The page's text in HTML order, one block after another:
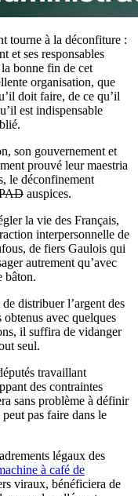
tourne à la déconfiture :
et ses responsables
bonne fin de cet
organisation, que
doit faire, de ce qu’il
est indispensable
son gouvernement et
prouvé leur maestria
le déconfinement
auspices.
la vie des Français,
interpersonnelle de
de fiers Gaulois qui
autrement qu’avec
bâton.
distribuer l’argent des
obtenus avec quelques
il suffira de vidanger
seul.
travaillant
des contraintes
sans problème à définir
pas faire dans le
légaux des
à café de
viraux, bénéficiera de